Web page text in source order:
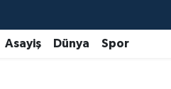
Asayiş Dünya Spor